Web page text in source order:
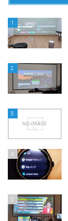
1
2
3
4
5